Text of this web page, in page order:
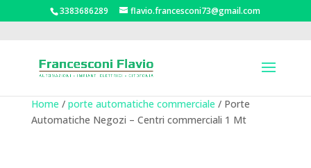
3383686289 flavio.francesconi73@gmail.com
Home / porte automatiche commerciale / Porte
Automatiche Negozi – Centri commerciali 1 Mt